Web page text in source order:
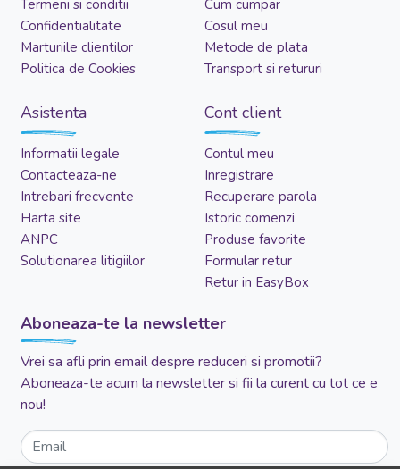
Termeni si conditii
Confidentialitate
Marturiile clientilor
Politica de Cookies
Cum cumpar
Cosul meu
Metode de plata
Transport si retururi
Asistenta
Informatii legale
Contacteaza-ne
Intrebari frecvente
Harta site
ANPC
Solutionarea litigiilor
Cont client
Contul meu
Inregistrare
Recuperare parola
Istoric comenzi
Produse favorite
Formular retur
Retur in EasyBox
Aboneaza-te la newsletter
Vrei sa afli prin email despre reduceri si promotii?
Aboneaza-te acum la newsletter si fii la curent cu tot ce e
nou!
Email